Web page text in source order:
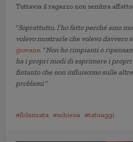
Tuttavia il ragazzo non sembra
“Soprattutto, l’ho fatto perché amo
volevo mostrarle che volevo davvero
giovane. “Non ho rimpianti o
ha i propri modi di esprimere i propri
fintanto che non influiscono sulle
problemi“.
fidanzata schiena tatuaggi